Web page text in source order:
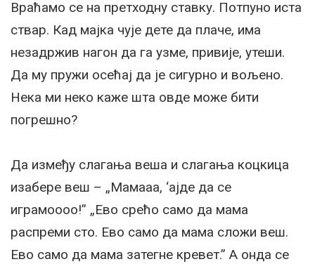
Враћамо се на претходну ставку. Потпуно иста
ствар. Кад мајка чује дете да плаче, има
незадржив нагон да га узме, привије, утеши.
Да му пружи осећај да је сигурно и вољено.
Нека ми неко каже шта овде може бити
погрешно?
Да између слагања веша и слагања коцкица
изабере веш – „Мамааа, ‘ајде да се
играмоооо!” „Ево срећо само да мама
распреми сто. Ево само да мама сложи веш.
Ево само да мама затегне кревет.” А онда се